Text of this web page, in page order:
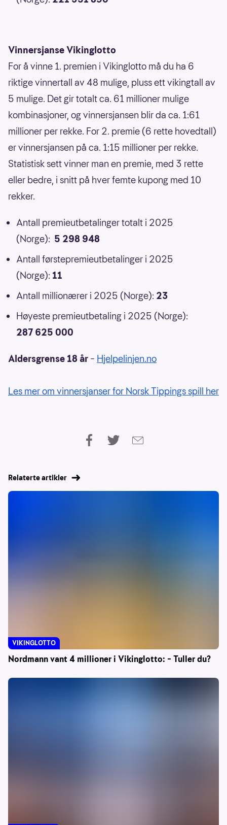
Vinnersjanse Vikinglotto
For å vinne 1. premien i Vikinglotto må du ha 6
riktige vinnertall av 48 mulige, pluss ett vikingtall av
5 mulige. Det gir totalt ca. 61 millioner mulige
kombinasjoner, og vinnersjansen blir da ca. 1:61
millioner per rekke. For 2. premie (6 rette hovedtall)
er vinnersjansen på ca. 1:15 millioner per rekke.
Statistisk sett vinner man en premie, med 3 rette
eller bedre, i snitt på hver femte kupong med 10
rekker.
Antall premieutbetalinger totalt i 2025
(Norge): 5 298 948
Antall førstepremieutbetalinger i 2025
(Norge): 11
Antall millionærer i 2025 (Norge): 23
Høyeste premieutbetaling i 2025 (Norge):
287 625 000
Aldersgrense 18 år – Hjelpelinjen.no
Les mer om vinnersjanser for Norsk Tippings spill her
Relaterte artikler
Nordmann vant 4 millioner i Vikinglotto: – Tuller du?
VIKINGLOTTO